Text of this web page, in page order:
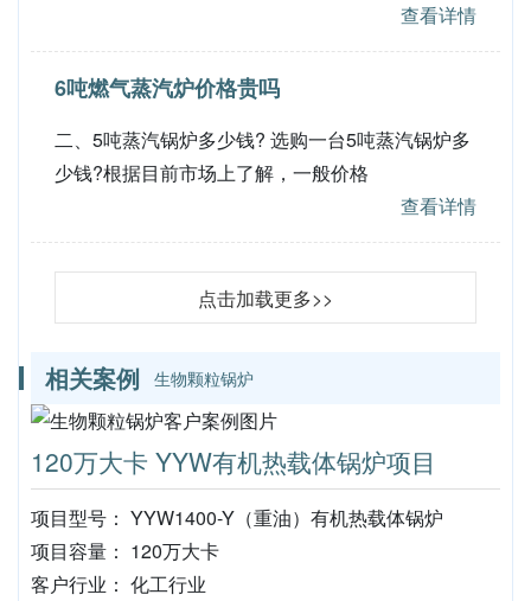
查看详情
6吨燃气蒸汽炉价格贵吗
二、5吨蒸汽锅炉多少钱? 选购一台5吨蒸汽锅炉多
少钱?根据目前市场上了解，一般价格
查看详情
点击加载更多>>
相关案例 生物颗粒锅炉
120万大卡 YYW有机热载体锅炉项目
项目型号： YYW1400-Y（重油）有机热载体锅炉
项目容量： 120万大卡
客户行业： 化工行业